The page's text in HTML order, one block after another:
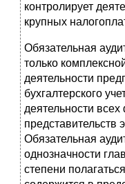
контролирует
крупных
Обязательная
только
деятельности
бухгалтерского
деятельности
представительств
Обязательная
однозначности
степени